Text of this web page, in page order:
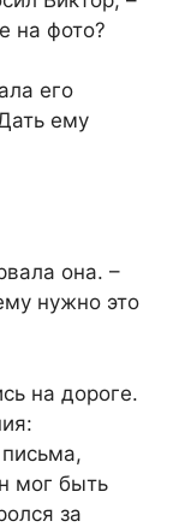
на фото?
его
ему
она. –
нужно это
на дороге.
мог быть
за